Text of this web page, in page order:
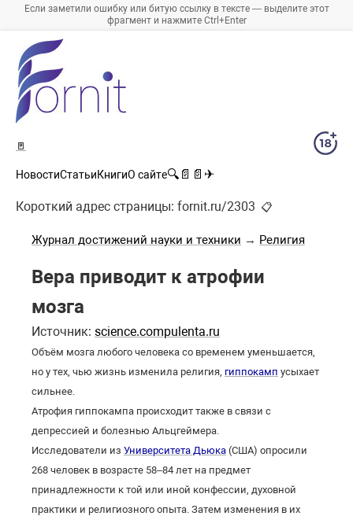
Если заметили ошибку или битую ссылку в тексте — выделите этот
фрагмент и нажмите Ctrl+Enter
🚪
НовостиСтатьиКнигиО сайте🔍 📄 📄 ✈
Короткий адрес страницы: fornit.ru/2303 📋
Журнал достижений науки и техники → Религия
Вера приводит к атрофии
мозга
Источник: science.compulenta.ru
Объём мозга любого человека со временем уменьшается,
но у тех, чью жизнь изменила религия, гиппокамп усыхает
сильнее.
Атрофия гиппокампа происходит также в связи с
депрессией и болезнью Альцгеймера.
Исследователи из Университета Дьюка (США) опросили
268 человек в возрасте 58–84 лет на предмет
принадлежности к той или иной конфессии, духовной
практики и религиозного опыта. Затем изменения в их